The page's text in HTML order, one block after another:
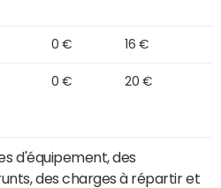
0 € 16 €
0 € 20 €
d'équipement, des
des charges à répartir et